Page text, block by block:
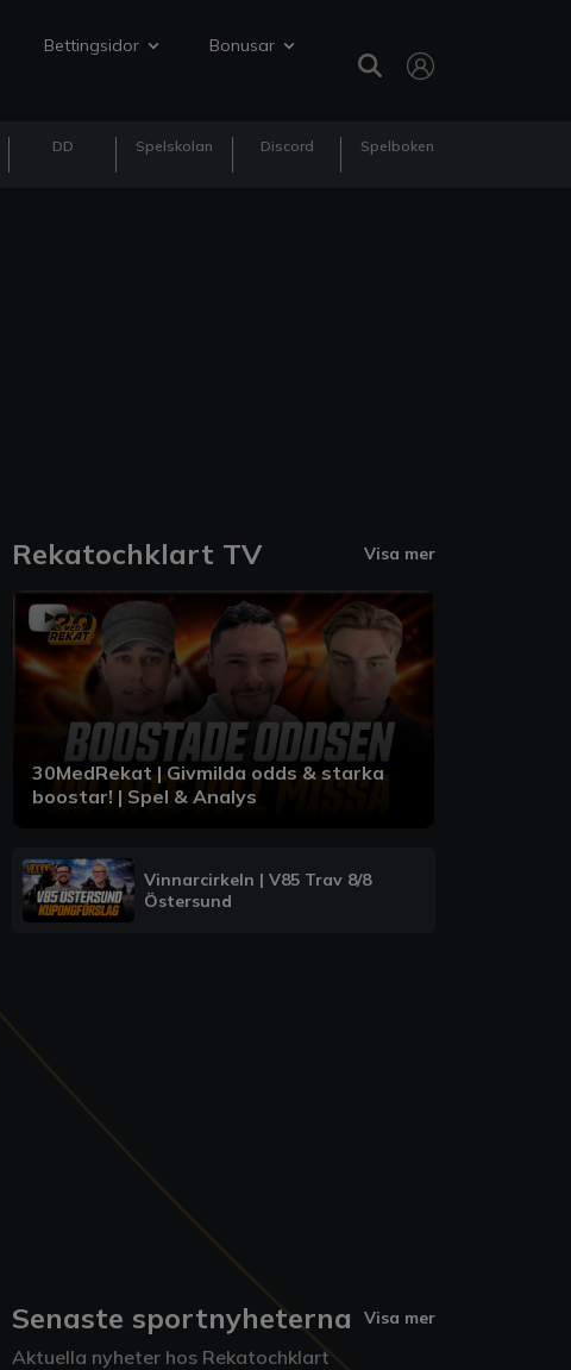
Bettingsidor
Bonusar
DD Spelskolan Discord Spelboken
Rekatochklart TV Visa mer
30MedRekat | Givmilda odds & starka
boostar! | Spel & Analys
Vinnarcirkeln | V85 Trav 8/8
Östersund
Senaste sportnyheterna Visa mer
Aktuella nyheter hos Rekatochklart